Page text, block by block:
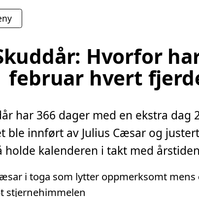
Hvorfor
februar hvert
har 366 dager med en ekstra dag
ble innført av Julius Cæsar og
holde kalenderen i takt med